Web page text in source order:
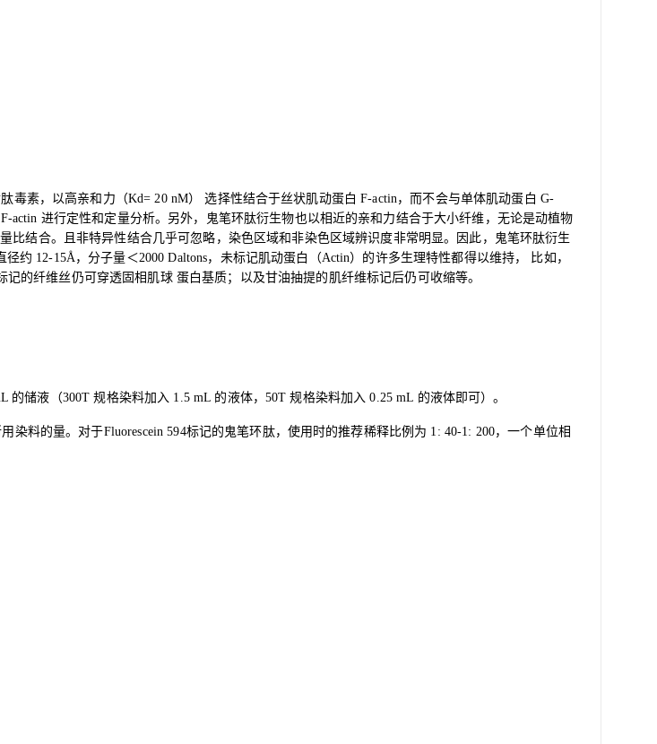
毒素，以高亲和力（Kd= 20 nM） 选择性结合于丝状肌动蛋白 F-actin，而不会与单体肌动蛋白 G-
进行定性和定量分析。另外，鬼笔环肽衍生物也以相近的亲和力结合于大小纤维，无论是动植物
结合。且非特异性结合几乎可忽略，染色区域和非染色区域辨识度非常明显。因此，鬼笔环肽衍生
12-15Å，分子量＜2000 Daltons，未标记肌动蛋白（Actin）的许多生理特性都得以维持， 比如，
的纤维丝仍可穿透固相肌球 蛋白基质；以及甘油抽提的肌纤维标记后仍可收缩等。
储液（300T 规格染料加入 1.5 mL 的液体，50T 规格染料加入 0.25 mL 的液体即可）。
料的量。对于Fluorescein 594标记的鬼笔环肽，使用时的推荐稀释比例为 1: 40-1: 200，一个单位相